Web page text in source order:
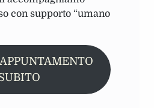
con supporto “umano